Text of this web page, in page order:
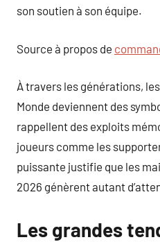
son soutien à son équipe.
Source à propos de
À travers les générations,
Monde deviennent des
rappellent des exploits
joueurs comme les
puissante justifie que les
2026 génèrent autant
Les grandes